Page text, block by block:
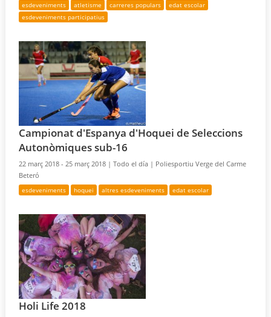
esdeveniments atletisme carreres populars
edat escolar
esdeveniments participatius
Campionat d'Espanya d'Hoquei de Seleccions
Autonòmiques sub-16
22 març 2018 - 25 març 2018 |Todo el día | Poliesportiu Verge del Carme
Beteró
esdeveniments hoquei altres esdeveniments edat escolar
Holi Life 2018